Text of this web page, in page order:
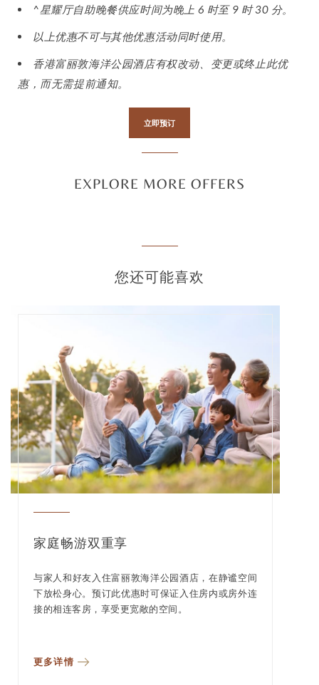
^星耀厅自助晚餐供应时间为晚上 6 时至 9 时 30 分。
以上优惠不可与其他优惠活动同时使用。
香港富丽敦海洋公园酒店有权改动、变更或终止此优
惠，而无需提前通知。
立即预订
EXPLORE MORE OFFERS
您还可能喜欢
家庭畅游双重享
与家人和好友入住富丽敦海洋公园酒店，在静谧空间
下放松身心。预订此优惠时可保证入住房内或房外连
接的相连客房，享受更宽敞的空间。
更多详情